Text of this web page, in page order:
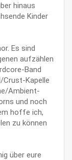
hinaus
Kinder
Es sind
aufzählen
Band
Crust-Kapelle
Ambient-
und noch
hoffe ich,
zu können
über eure